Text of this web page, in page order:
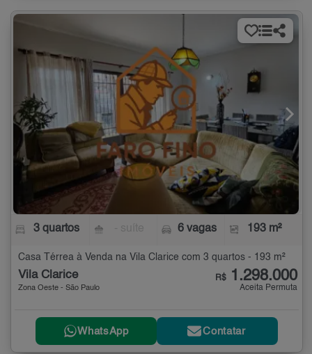
3 quartos 6 vagas 193 m²
Casa Térrea à Venda na Vila Clarice com 3 quartos - 193 m²
Vila Clarice
Zona Oeste - São Paulo
R$ 1.298.000
Aceita Permuta
WhatsApp Contatar